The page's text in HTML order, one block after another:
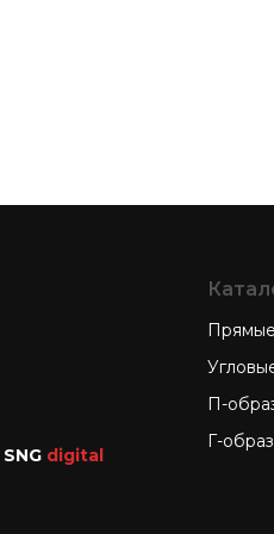
SNG digital
П-
Г-